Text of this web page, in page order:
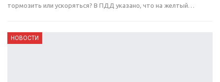
тормозить или ускоряться? В ПДД указано, что на желтый…
НОВОСТИ